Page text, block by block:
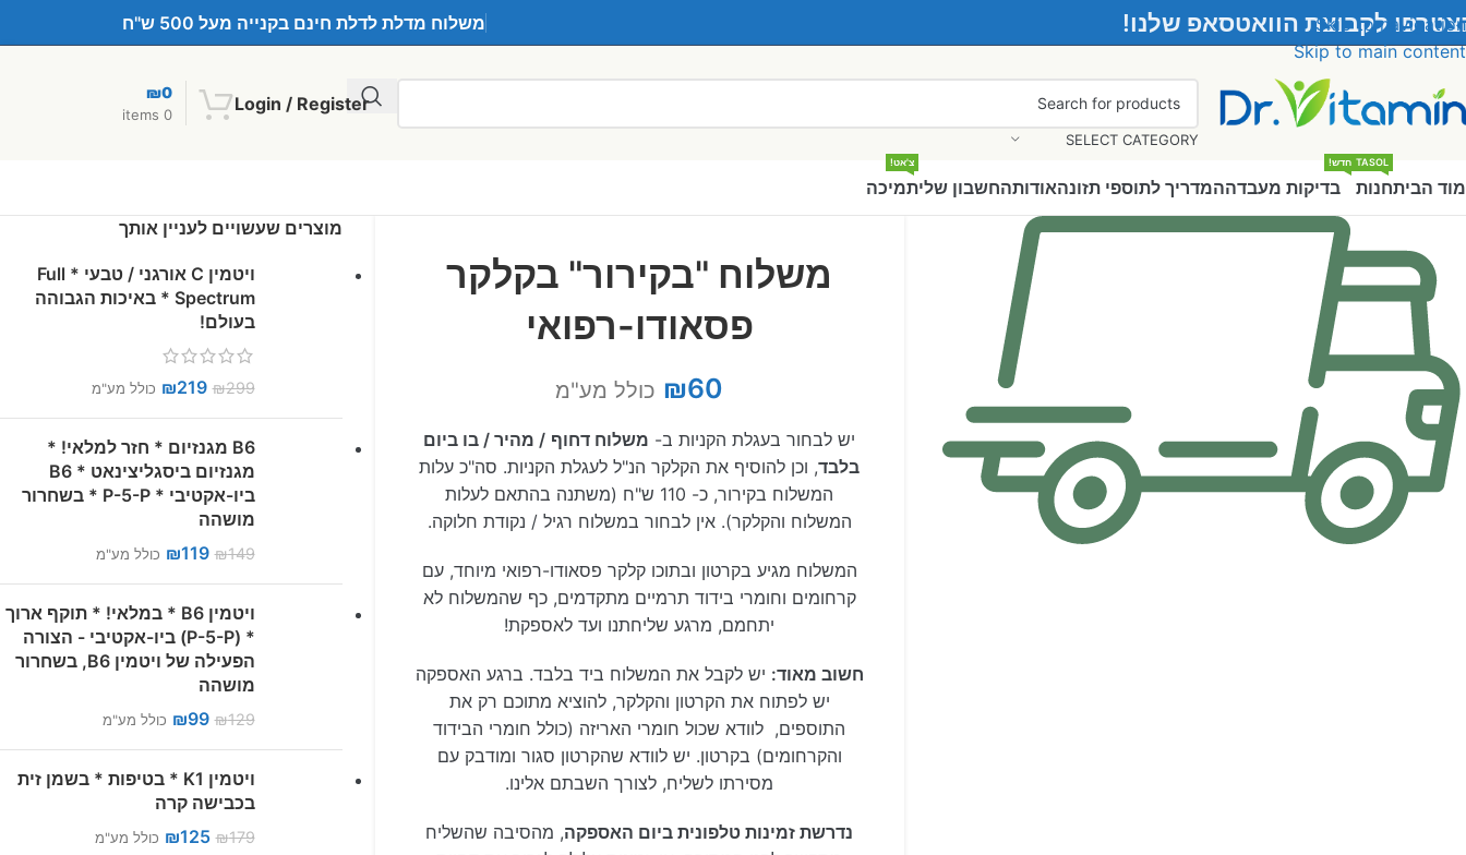
Skip to navigation
Skip to main content
לקבוצת הוואטסאפ שלנו! משלוח מדלת לדלת חינם בקנייה מעל 500 ש"ח
SELECT CATEGORY
Login / Register
0
items
₪0
הביתחנות
VITASOL
בדיקות מעבדה
חדש!
המדריך לתוספי תזונהאודותהחשבון שליתמיכה
צ'אט!
משלוח "בקירור" בקלקר
פסאודו-רפואי
₪60 כולל מע"מ
יש לבחור בעגלת הקניות ב- משלוח דחוף / מהיר / בו ביום
בלבד, וכן להוסיף את הקלקר הנ"ל לעגלת הקניות. סה"כ עלות
המשלוח בקירור, כ- 110 ש"ח (משתנה בהתאם לעלות
המשלוח והקלקר). אין לבחור במשלוח רגיל / נקודת חלוקה.
המשלוח מגיע בקרטון ובתוכו קלקר פסאודו-רפואי מיוחד, עם
קרחומים וחומרי בידוד תרמיים מתקדמים, כף שהמשלוח לא
יתחמם, מרגע שליחתנו ועד לאספקת!
חשוב מאוד: יש לקבל את המשלוח ביד בלבד. ברגע האספקה
יש לפתוח את הקרטון והקלקר, להוציא מתוכם רק את
התוספים, לוודא שכול חומרי האריזה (כולל חומרי הבידוד
והקרחומים) בקרטון. יש לוודא שהקרטון סגור ומודבק עם
מסירתו לשליח, לצורך השבתם אלינו.
נדרשת זמינות טלפונית ביום האספקה, מהסיבה שהשליח
מוצרים שעשויים לעניין אותך
ויטמין C אורגני / טבעי * Full
Spectrum * באיכות הגבוהה
בעולם!
₪299
₪219 כולל מע"מ
B6 מגנזיום * חזר למלאי! *
מגנזיום ביסגליצינאט * B6
ביו-אקטיבי * P-5-P * בשחרור
מושהה
₪149
₪119 כולל מע"מ
ויטמין B6 * במלאי! * תוקף ארוך
* (P-5-P) ביו-אקטיבי - הצורה
הפעילה של ויטמין B6, בשחרור
מושהה
₪129
₪99 כולל מע"מ
ויטמין K1 * בטיפות * בשמן זית
בכבישה קרה
₪179
₪125 כולל מע"מ